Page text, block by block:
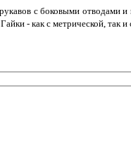
с боковыми отводами
- как с метрической, так